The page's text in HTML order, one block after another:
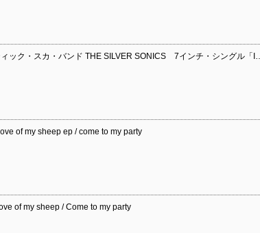
ィック・スカ・バンド THE SILVER SONICS 7インチ・シングル「I…
of my sheep ep / come to my party
of my sheep / Come to my party